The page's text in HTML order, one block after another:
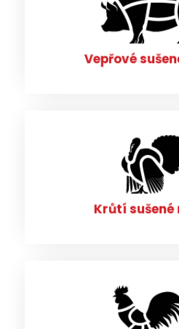
Vepřové
Vepřové
Krůtí sušené
Krůtí sušené
PROHLÉDNOUT
Kuřecí sušené